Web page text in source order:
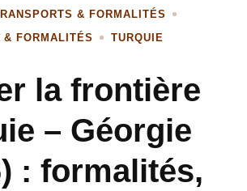
& FORMALITÉS
& FORMALITÉS
TURQUIE
la frontière
– Géorgie
: formalités,